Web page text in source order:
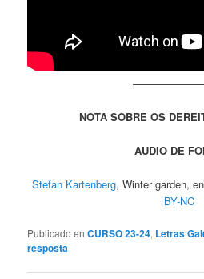
NOTA SOBRE OS
AUDIO DE
⁠Stefan Kartenberg⁠, Winter garden, en ⁠
BY-NC
Publicado en CURSO 23-24, Letras
resposta